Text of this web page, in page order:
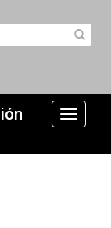
Toggle